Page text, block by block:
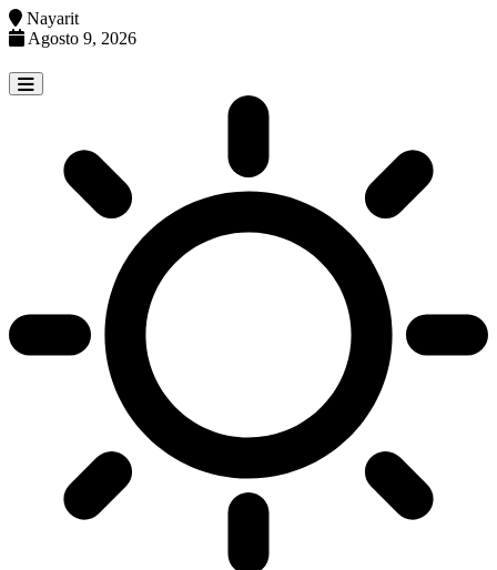
Nayarit
Agosto 9, 2026
to
content